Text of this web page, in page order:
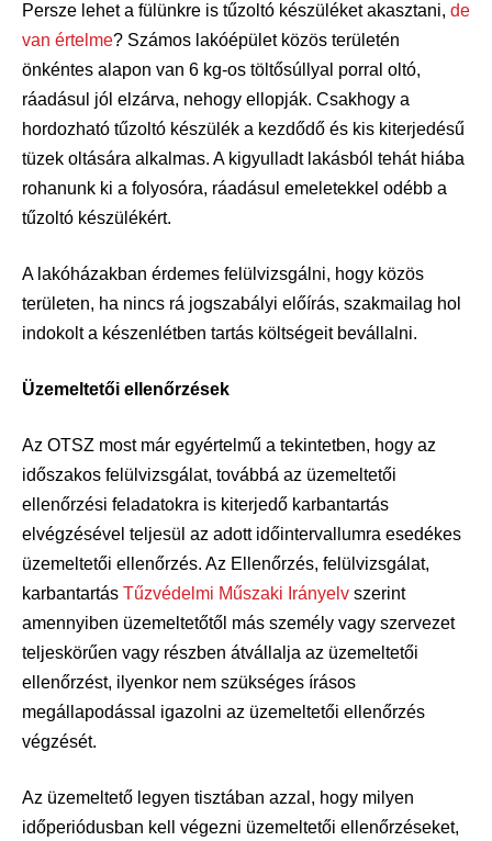
Persze lehet a fülünkre is tűzoltó készüléket akasztani, de
van értelme? Számos lakóépület közös területén
önkéntes alapon van 6 kg-os töltősúllyal porral oltó,
ráadásul jól elzárva, nehogy ellopják. Csakhogy a
hordozható tűzoltó készülék a kezdődő és kis kiterjedésű
tüzek oltására alkalmas. A kigyulladt lakásból tehát hiába
rohanunk ki a folyosóra, ráadásul emeletekkel odébb a
tűzoltó készülékért.
A lakóházakban érdemes felülvizsgálni, hogy közös
területen, ha nincs rá jogszabályi előírás, szakmailag hol
indokolt a készenlétben tartás költségeit bevállalni.
Üzemeltetői ellenőrzések
Az OTSZ most már egyértelmű a tekintetben, hogy az
időszakos felülvizsgálat, továbbá az üzemeltetői
ellenőrzési feladatokra is kiterjedő karbantartás
elvégzésével teljesül az adott időintervallumra esedékes
üzemeltetői ellenőrzés. Az Ellenőrzés, felülvizsgálat,
karbantartás Tűzvédelmi Műszaki Irányelv szerint
amennyiben üzemeltetőtől más személy vagy szervezet
teljeskörűen vagy részben átvállalja az üzemeltetői
ellenőrzést, ilyenkor nem szükséges írásos
megállapodással igazolni az üzemeltetői ellenőrzés
végzését.
Az üzemeltető legyen tisztában azzal, hogy milyen
időperiódusban kell végezni üzemeltetői ellenőrzéseket,